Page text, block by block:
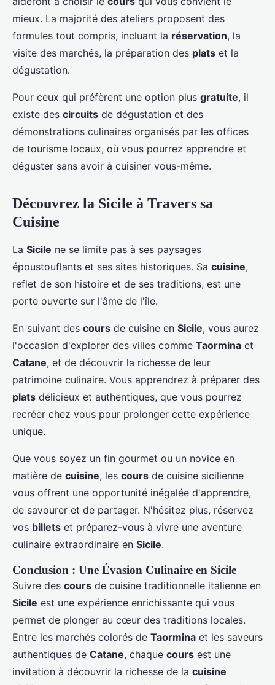
mieux. La majorité des ateliers proposent des
formules tout compris, incluant la réservation, la
visite des marchés, la préparation des plats et la
dégustation.
Pour ceux qui préfèrent une option plus gratuite, il
existe des circuits de dégustation et des
démonstrations culinaires organisés par les offices
de tourisme locaux, où vous pourrez apprendre et
déguster sans avoir à cuisiner vous-même.
Découvrez la Sicile à Travers sa
Cuisine
La Sicile ne se limite pas à ses paysages
époustouflants et ses sites historiques. Sa cuisine,
reflet de son histoire et de ses traditions, est une
porte ouverte sur l'âme de l'île.
En suivant des cours de cuisine en Sicile, vous aurez
l'occasion d'explorer des villes comme Taormina et
Catane, et de découvrir la richesse de leur
patrimoine culinaire. Vous apprendrez à préparer des
plats délicieux et authentiques, que vous pourrez
recréer chez vous pour prolonger cette expérience
unique.
Que vous soyez un fin gourmet ou un novice en
matière de cuisine, les cours de cuisine sicilienne
vous offrent une opportunité inégalée d'apprendre,
de savourer et de partager. N'hésitez plus, réservez
vos billets et préparez-vous à vivre une aventure
culinaire extraordinaire en Sicile.
Conclusion : Une Évasion Culinaire en Sicile
Suivre des cours de cuisine traditionnelle italienne en
Sicile est une expérience enrichissante qui vous
permet de plonger au cœur des traditions locales.
Entre les marchés colorés de Taormina et les saveurs
authentiques de Catane, chaque cours est une
invitation à découvrir la richesse de la cuisine